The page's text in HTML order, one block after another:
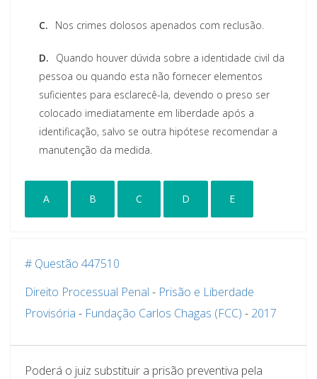
C. Nos crimes dolosos apenados com reclusão.
D.
Quando houver dúvida sobre a identidade civil da
pessoa ou quando esta não fornecer elementos
suficientes para esclarecê-la, devendo o preso ser
colocado imediatamente em liberdade após a
identificação, salvo se outra hipótese recomendar a
manutenção da medida.
A B C D E
# Questão 447510
Direito Processual Penal - Prisão e Liberdade
Provisória - Fundação Carlos Chagas (FCC) - 2017
Poderá o juiz substituir a prisão preventiva pela